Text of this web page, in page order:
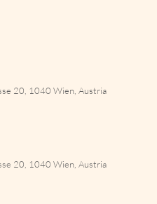
20, 1040 Wien, Austria
20, 1040 Wien, Austria